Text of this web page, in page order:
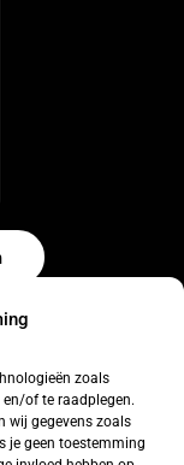
zoals
of te raadplegen.
wij gegevens zoals
je geen toestemming